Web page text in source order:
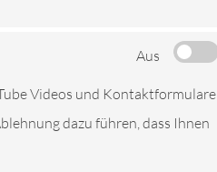
Aus
Videos und Kontaktformulare
dazu führen, dass Ihnen